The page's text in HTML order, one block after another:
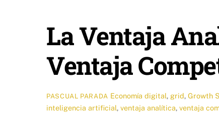
La Ventaja
Ventaja
PASCUAL PARADA Economía digital, grid,Growth
inteligencia artificial, ventaja analítica, ventaja